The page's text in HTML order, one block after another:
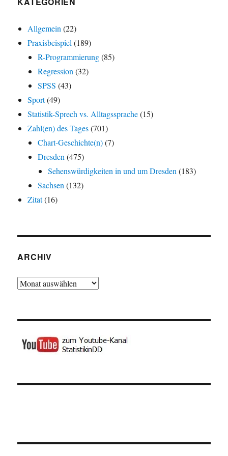
Allgemein (22)
Praxisbeispiel (189)
R-Programmierung(85)
Regression (32)
SPSS (43)
Sport(49)
Statistik-Sprech vs. Alltagssprache(15)
Zahl(en) des Tages(701)
Chart-Geschichte(n)(7)
Dresden (475)
Sehenswürdigkeiten in und um Dresden (183)
Sachsen (132)
Zitat(16)
ARCHIV
Archiv